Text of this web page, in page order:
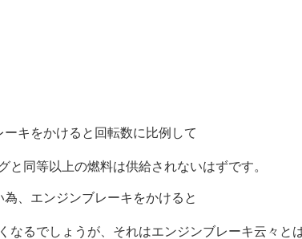
キをかけると回転数に比例して
同等以上の燃料は供給されないはずです。
、エンジンブレーキをかけると
るでしょうが、それはエンジンブレーキ云々と